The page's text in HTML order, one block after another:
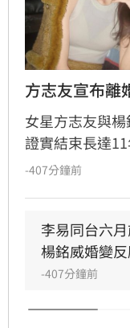
方志友宣布離
女星方志友與
證實結束長達
樂圈。回顧兩
屈，甚至曾為
好奇離婚主因
現階段最重要
各自的人生與
對於家庭隱私的
-407分鐘前
李易同台六
楊銘威婚變
-407分鐘前